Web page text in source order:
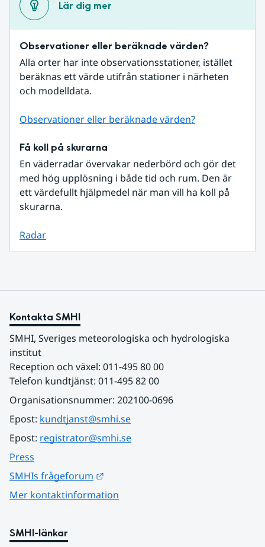
Lär dig mer
Observationer eller beräknade värden?
Alla orter har inte observationsstationer, istället
beräknas ett värde utifrån stationer i närheten
och modelldata.
Observationer eller beräknade värden?
Få koll på skurarna
En väderradar övervakar nederbörd och gör det
med hög upplösning i både tid och rum. Den är
ett värdefullt hjälpmedel när man vill ha koll på
skurarna.
Radar
Kontakta SMHI
SMHI, Sveriges meteorologiska och hydrologiska
institut
Reception och växel: 011-495 80 00
Telefon kundtjänst: 011-495 82 00
Organisationsnummer: 202100-0696
Epost: kundtjanst@smhi.se
Epost: registrator@smhi.se
Press
SMHIs frågeforum
Mer kontaktinformation
SMHI-länkar